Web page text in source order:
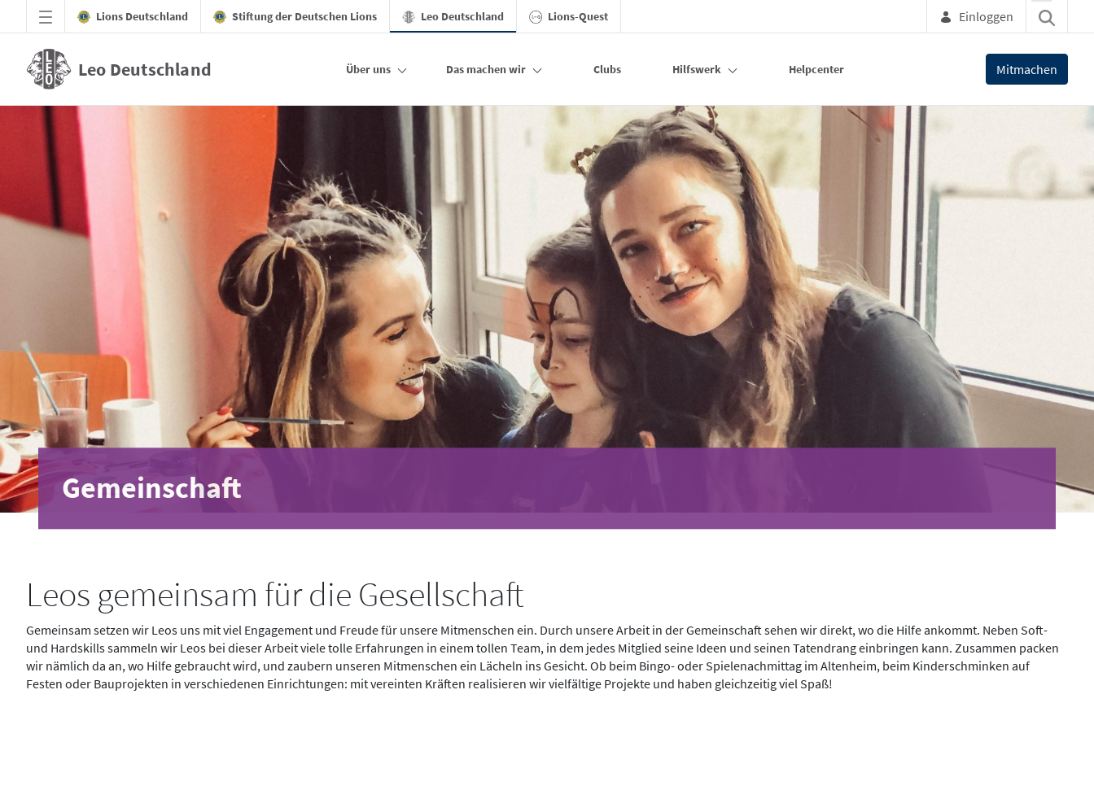
Zum Hauptinhalt springen
Lions Deutschland Stiftung der Deutschen Lions Leo Deutschland Lions-Quest Einloggen
Leo Deutschland Über uns Das machen wir Clubs Hilfswerk Helpcenter Mitmachen
Gemeinschaft - Leo Deutschland
Gemeinschaft
Leos gemeinsam für die Gesellschaft
Gemeinsam setzen wir Leos uns mit viel Engagement und Freude für unsere Mitmenschen ein. Durch unsere Arbeit in der Gemeinschaft sehen wir direkt, wo die Hilfe ankommt. Neben Soft-
und Hardskills sammeln wir Leos bei dieser Arbeit viele tolle Erfahrungen in einem tollen Team, in dem jedes Mitglied seine Ideen und seinen Tatendrang einbringen kann. Zusammen packen
wir nämlich da an, wo Hilfe gebraucht wird, und zaubern unseren Mitmenschen ein Lächeln ins Gesicht. Ob beim Bingo- oder Spielenachmittag im Altenheim, beim Kinderschminken auf
Festen oder Bauprojekten in verschiedenen Einrichtungen: mit vereinten Kräften realisieren wir vielfältige Projekte und haben gleichzeitig viel Spaß!